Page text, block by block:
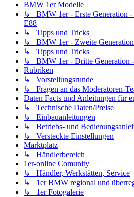
BMW 1er Modelle
↳ BMW 1er - Erste Generation -
E88
↳ Tipps und Tricks
↳ BMW 1er - Zweite Generation
↳ Tipps und Tricks
↳ BMW 1er - Dritte Generation
Rubriken
↳ Vorstellungsrunde
↳ Fragen an das Moderatoren-
Daten Facts und Anleitungen für
↳ Technische Daten/Preise
↳ Einbauanleitungen
↳ Betriebs- und
↳ Versteckte Einstellungen
Marktplatz
↳ Händlerbereich
1er-online Comunity
↳ Händler, Werkstätten, Service
↳ 1er BMW regional und
↳ 1er Fotogalerie